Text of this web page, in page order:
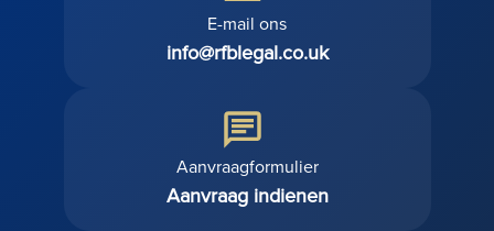
E-mail ons
info@rfblegal.co.uk
Aanvraagformulier
Aanvraag indienen